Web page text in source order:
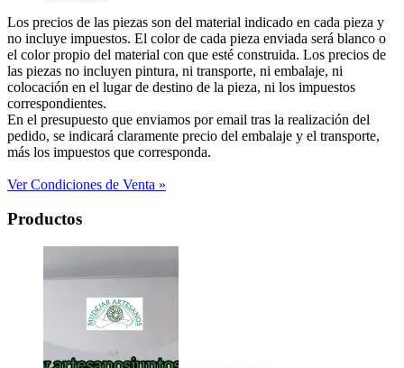
Los precios de las piezas son del material indicado en cada pieza y
no incluye impuestos. El color de cada pieza enviada será blanco o
el color propio del material con que esté construida. Los precios de
las piezas no incluyen pintura, ni transporte, ni embalaje, ni
colocación en el lugar de destino de la pieza, ni los impuestos
correspondientes.
En el presupuesto que enviamos por email tras la realización del
pedido, se indicará claramente precio del embalaje y el transporte,
más los impuestos que corresponda.
Ver Condiciones de Venta »
Productos